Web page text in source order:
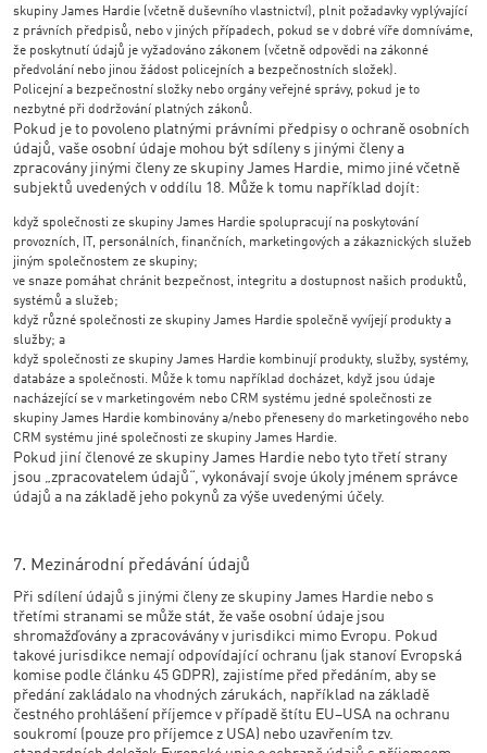
skupiny James Hardie (včetně duševního vlastnictví), plnit požadavky vyplývající
z právních předpisů, nebo v jiných případech, pokud se v dobré víře domníváme,
že poskytnutí údajů je vyžadováno zákonem (včetně odpovědi na zákonné
předvolání nebo jinou žádost policejních a bezpečnostních složek).
Policejní a bezpečnostní složky nebo orgány veřejné správy, pokud je to
nezbytné při dodržování platných zákonů.
Pokud je to povoleno platnými právními předpisy o ochraně osobních
údajů, vaše osobní údaje mohou být sdíleny s jinými členy a
zpracovány jinými členy ze skupiny James Hardie, mimo jiné včetně
subjektů uvedených v oddílu 18. Může k tomu například dojít:
když společnosti ze skupiny James Hardie spolupracují na poskytování
provozních, IT, personálních, finančních, marketingových a zákaznických služeb
jiným společnostem ze skupiny;
ve snaze pomáhat chránit bezpečnost, integritu a dostupnost našich produktů,
systémů a služeb;
když různé společnosti ze skupiny James Hardie společně vyvíjejí produkty a
služby; a
když společnosti ze skupiny James Hardie kombinují produkty, služby, systémy,
databáze a společnosti. Může k tomu například docházet, když jsou údaje
nacházející se v marketingovém nebo CRM systému jedné společnosti ze
skupiny James Hardie kombinovány a/nebo přeneseny do marketingového nebo
CRM systému jiné společnosti ze skupiny James Hardie.
Pokud jiní členové ze skupiny James Hardie nebo tyto třetí strany
jsou „zpracovatelem údajů“, vykonávají svoje úkoly jménem správce
údajů a na základě jeho pokynů za výše uvedenými účely.
7. Mezinárodní předávání údajů
Při sdílení údajů s jinými členy ze skupiny James Hardie nebo s
třetími stranami se může stát, že vaše osobní údaje jsou
shromažďovány a zpracovávány v jurisdikci mimo Evropu. Pokud
takové jurisdikce nemají odpovídající ochranu (jak stanoví Evropská
komise podle článku 45 GDPR), zajistíme před předáním, aby se
předání zakládalo na vhodných zárukách, například na základě
čestného prohlášení příjemce v případě štítu EU–USA na ochranu
soukromí (pouze pro příjemce z USA) nebo uzavřením tzv.